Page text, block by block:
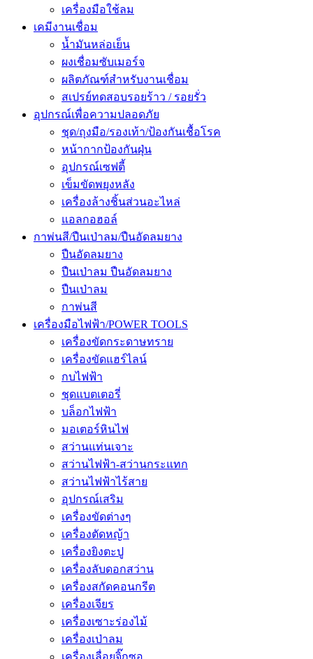
เครื่องมือใช้ลม
เคมีงานเชื่อม
น้ำมันหล่อเย็น
ผงเชื่อมซับเมอร์จ
ผลิตภัณฑ์สำหรับงานเชื่อม
สเปรย์ทดสอบรอยร้าว / รอยรั่ว
อุปกรณ์เพื่อความปลอดภัย
ชุด/ถุงมือ/รองเท้า/ป้องกันเชื้อโรค
หน้ากากป้องกันฝุ่น
อุปกรณ์เซฟตี้
เข็มขัดพยุงหลัง
เครื่องล้างชิ้นส่วนอะไหล่
แอลกอฮอล์
กาพ่นสี/ปืนเป่าลม/ปืนอัดลมยาง
ปืนอัดลมยาง
ปืนเป่าลม ปืนอัดลมยาง
ปืนเป่าลม
กาพ่นสี
เครื่องมือไฟฟ้า/POWER TOOLS
เครื่องขัดกระดาษทราย
เครื่องขัดแฮร์ไลน์
กบไฟฟ้า
ชุดแบตเตอรี่
บล็อกไฟฟ้า
มอเตอร์หินไฟ
สว่านแท่นเจาะ
สว่านไฟฟ้า-สว่านกระแทก
สว่านไฟฟ้าไร้สาย
อุปกรณ์เสริม
เครื่องขัดต่างๆ
เครื่องตัดหญ้า
เครื่องยิงตะปู
เครื่องลับดอกสว่าน
เครื่องสกัดคอนกรีต
เครื่องเจียร
เครื่องเซาะร่องไม้
เครื่องเป่าลม
เครื่องเลื่อยจิ๊กซอ